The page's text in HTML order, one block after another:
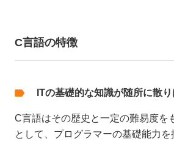
C言語の特徴
ITの基礎的な知識が随所に散
C言語はその歴史と一定の難易度を
として、プログラマーの基礎能力